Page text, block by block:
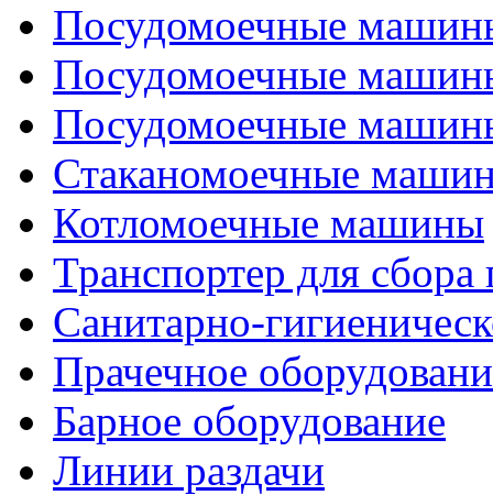
Посудомоечные
Посудомоечные
Посудомоечные
Стаканомоечные
Котломоечные машины
Транспортер для
Санитарно-
Прачечное
Барное оборудование
Линии раздачи